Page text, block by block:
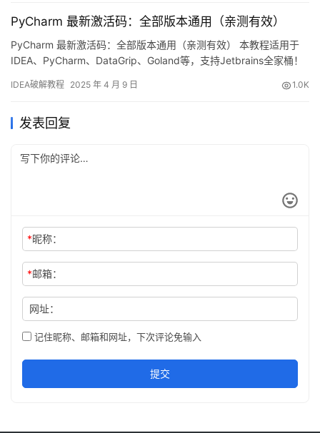
多少，…
PyCharm 最新激活码：全部版本通用（亲测有效）
PyCharm 最新激活码：全部版本通用（亲测有效） 本教程适用于
IDEA、PyCharm、DataGrip、Goland等，支持Jetbrains全家桶！
以看到已经成功破解到 2099 年辣，舒服！ 接下来，我们来一步步
IDEA破解教程 2025 年 4 月 9 日 1.0K
发表回复
*昵称：
*邮箱：
网址：
记住昵称、邮箱和网址，下次评论免输入
提交